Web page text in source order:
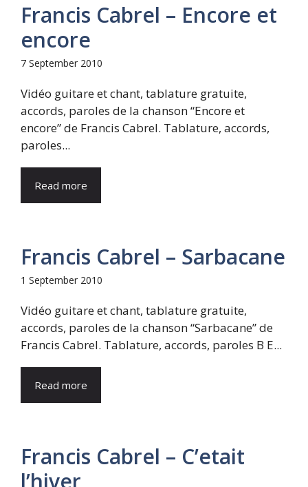
Francis Cabrel – Encore et
encore
7 September 2010
Vidéo guitare et chant, tablature gratuite,
accords, paroles de la chanson “Encore et
encore” de Francis Cabrel. Tablature, accords,
paroles...
Read more
Francis Cabrel – Sarbacane
1 September 2010
Vidéo guitare et chant, tablature gratuite,
accords, paroles de la chanson “Sarbacane” de
Francis Cabrel. Tablature, accords, paroles B E...
Read more
Francis Cabrel – C’etait
l’hiver